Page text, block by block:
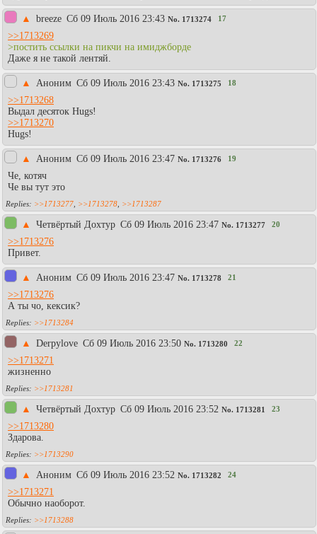
▲ breeze Сб 09 Июль 2016 23:43 No. 1713274 17
>>1713269
>постить ссылки на пикчи на имиджборде
Даже я не такой лентяй.
▲ Аноним Сб 09 Июль 2016 23:43 No. 1713275 18
>>1713268
Выдал десяток Hugs!
>>1713270
Hugs!
▲ Аноним Сб 09 Июль 2016 23:47 No. 1713276 19
Че, котяч
Че вы тут это
>>1713277 >>1713278 >>1713287
▲ Четвёртый Дохтур Сб 09 Июль 2016 23:47 No. 1713277 20
>>1713276
Привет.
▲ Aнoним Сб 09 Июль 2016 23:47 No. 1713278 21
>>1713276
А ты чо, кексик?
>>1713284
▲ Derpylove Сб 09 Июль 2016 23:50 No. 1713280 22
>>1713271
жизненно
>>1713281
▲ Четвёртый Дохтур Сб 09 Июль 2016 23:52 No. 1713281 23
>>1713280
Здарова.
>>1713290
▲ Aнoним Сб 09 Июль 2016 23:52 No. 1713282 24
>>1713271
Обычно наоборот.
>>1713288